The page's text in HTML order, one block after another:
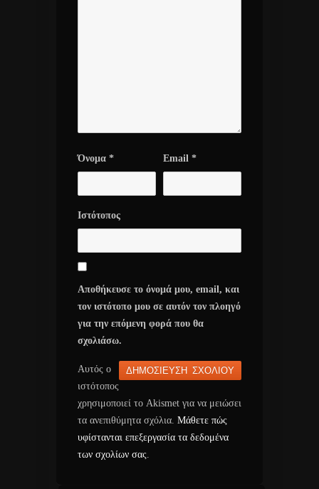
Όνομα * Email *
Ιστότοπος
Αποθήκευσε το όνομά μου, email, και
τον ιστότοπο μου σε αυτόν τον πλοηγό
για την επόμενη φορά που θα
σχολιάσω.
Αυτός ο
ιστότοπος
χρησιμοποιεί το Akismet για να μειώσει
τα ανεπιθύμητα σχόλια. Μάθετε πώς
υφίστανται επεξεργασία τα δεδομένα
των σχολίων σας